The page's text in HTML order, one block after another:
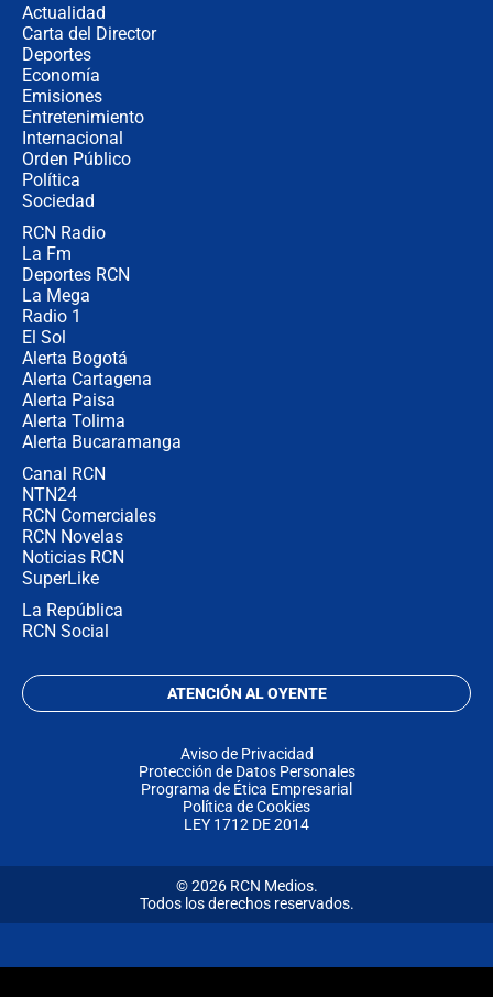
Actualidad
Carta del Director
Deportes
Economía
Emisiones
Entretenimiento
Internacional
Orden Público
Política
Sociedad
RCN Radio
La Fm
Deportes RCN
La Mega
Radio 1
El Sol
Alerta Bogotá
Alerta Cartagena
Alerta Paisa
Alerta Tolima
Alerta Bucaramanga
Canal RCN
NTN24
RCN Comerciales
RCN Novelas
Noticias RCN
SuperLike
La República
RCN Social
ATENCIÓN AL OYENTE
Aviso de Privacidad
Protección de Datos Personales
Programa de Ética Empresarial
Política de Cookies
LEY 1712 DE 2014
© 2026 RCN Medios.
Todos los derechos reservados.